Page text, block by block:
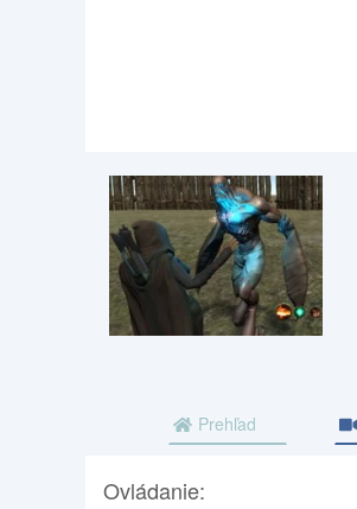
Prehľad
Ovládanie: